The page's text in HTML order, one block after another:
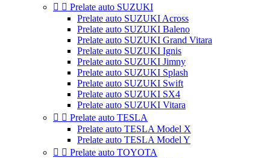
  Prelate auto SUZUKI
Prelate auto SUZUKI Across
Prelate auto SUZUKI Baleno
Prelate auto SUZUKI Grand Vitara
Prelate auto SUZUKI Ignis
Prelate auto SUZUKI Jimny
Prelate auto SUZUKI Splash
Prelate auto SUZUKI Swift
Prelate auto SUZUKI SX4
Prelate auto SUZUKI Vitara
  Prelate auto TESLA
Prelate auto TESLA Model X
Prelate auto TESLA Model Y
  Prelate auto TOYOTA